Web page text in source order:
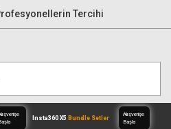
Tercihi